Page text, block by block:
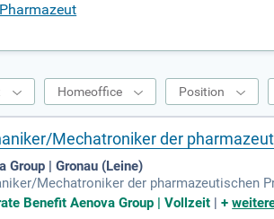
Homeoffice Position
Mechatroniker der
Group | Gronau (Leine)
Mechatroniker der pharmazeutischen
für die Gesundheit von Patient*innen
Benefit Aenova Group | Vollzeit |+